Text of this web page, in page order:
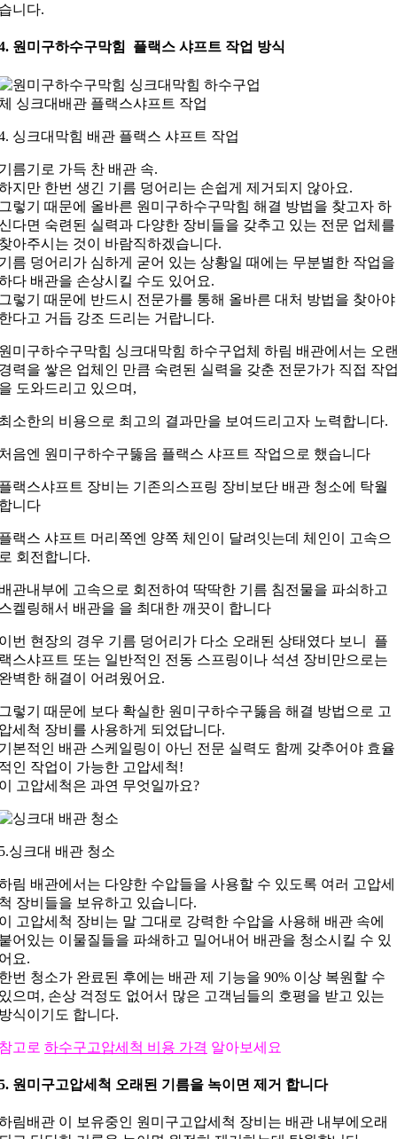
니다.
원미구하수구막힘 플랙스 샤프트 작업 방식
싱크대막힘 배관 플랙스 샤프트 작업
름기로 가득 찬 배관 속.
지만 한번 생긴 기름 덩어리는 손쉽게 제거되지 않아요.
렇기 때문에 올바른 원미구하수구막힘 해결 방법을 찾고자 하
다면 숙련된 실력과 다양한 장비들을 갖추고 있는 전문 업체를
아주시는 것이 바람직하겠습니다.
름 덩어리가 심하게 굳어 있는 상황일 때에는 무분별한 작업을
다 배관을 손상시킬 수도 있어요.
렇기 때문에 반드시 전문가를 통해 올바른 대처 방법을 찾아야
다고 거듭 강조 드리는 거랍니다.
미구하수구막힘 싱크대막힘 하수구업체 하림 배관에서는 오
력을 쌓은 업체인 만큼 숙련된 실력을 갖춘 전문가가 직접 작
도와드리고 있으며,
소한의 비용으로 최고의 결과만을 보여드리고자 노력합니다.
음엔 원미구하수구뚫음 플랙스 샤프트 작업으로 했습니다
랙스샤프트 장비는 기존의스프링 장비보단 배관 청소에 탁월
니다
랙스 샤프트 머리쪽엔 양쪽 체인이 달려잇는데 체인이 고속으
회전합니다.
관내부에 고속으로 회전하여 딱딱한 기름 침전물을 파쇠하고
켈링해서 배관을 을 최대한 깨끗이 합니다
번 현장의 경우 기름 덩어리가 다소 오래된 상태였다 보니 플
스샤프트 또는 일반적인 전동 스프링이나 석션 장비만으로는
벽한 해결이 어려웠어요.
렇기 때문에 보다 확실한 원미구하수구뚫음 해결 방법으로 고
세척 장비를 사용하게 되었답니다.
본적인 배관 스케일링이 아닌 전문 실력도 함께 갖추어야 효율
인 작업이 가능한 고압세척!
고압세척은 과연 무엇일까요?
싱크대 배관 청소
림 배관에서는 다양한 수압들을 사용할 수 있도록 여러 고압세
장비들을 보유하고 있습니다.
고압세척 장비는 말 그대로 강력한 수압을 사용해 배관 속에
어있는 이물질들을 파쇄하고 밀어내어 배관을 청소시킬 수 있
요.
번 청소가 완료된 후에는 배관 제 기능을 90% 이상 복원할 수
으며, 손상 걱정도 없어서 많은 고객님들의 호평을 받고 있는
식이기도 합니다.
고로 하수구고압세척 비용 가격 알아보세요
원미구고압세척 오래된 기름을 녹이면 제거 합니다
림배관 이 보유중인 원미구고압세척 장비는 배관 내부에오래